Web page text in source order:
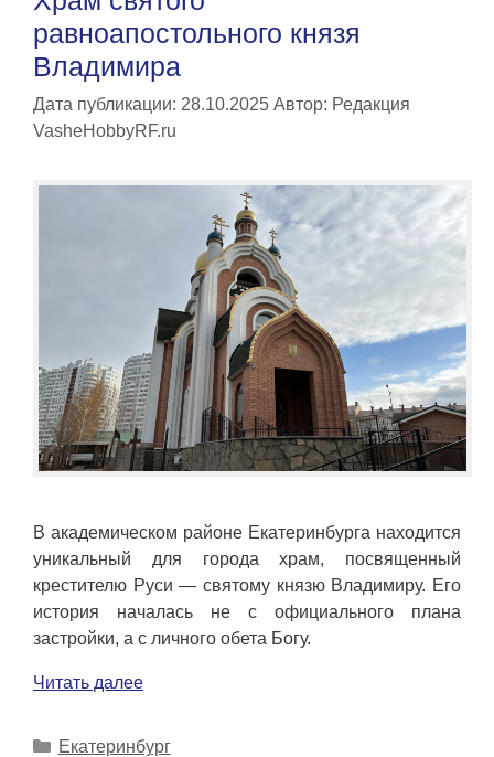
равноапостольного князя
Владимира
Дата публикации: 28.10.2025 Автор: Редакция
VasheHobbyRF.ru
В академическом районе Екатеринбурга находится
уникальный для города храм, посвященный
крестителю Руси — святому князю Владимиру. Его
история началась не с официального плана
застройки, а с личного обета Богу.
Читать далее
Рубрики
Екатеринбург